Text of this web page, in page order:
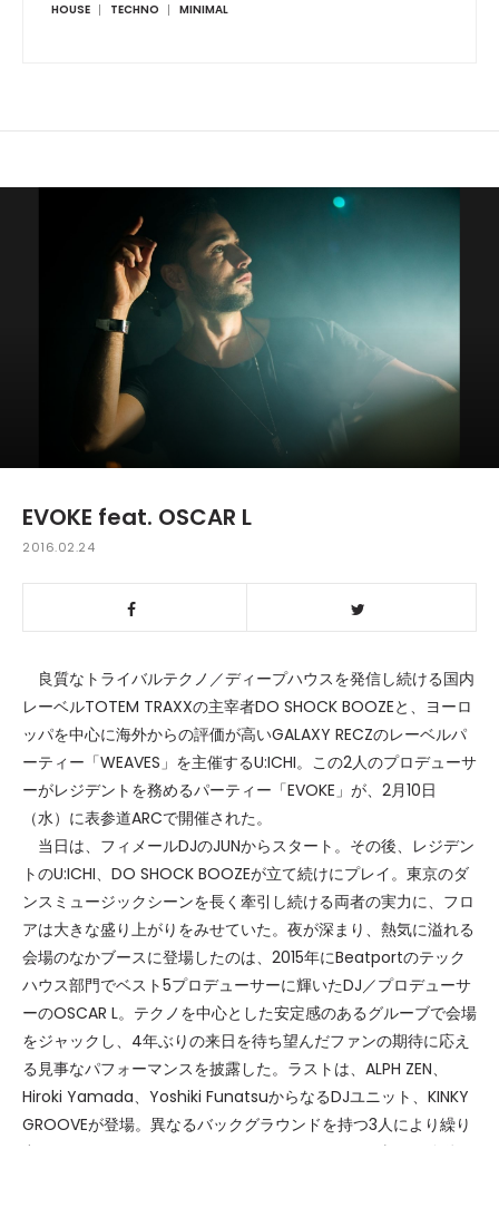
HOUSE
TECHNO MINIMAL
EVOKE feat. OSCAR L
2016.02.24
良質なトライバルテクノ／ディープハウスを発信し続ける国内
レーベルTOTEM TRAXXの主宰者DO SHOCK BOOZEと、ヨーロ
ッパを中心に海外からの評価が高いGALAXY RECZのレーベルパ
ーティー「WEAVES」を主催するU:ICHI。この2人のプロデューサ
ーがレジデントを務めるパーティー「EVOKE」が、2月10日
（水）に表参道ARCで開催された。
当日は、フィメールDJのJUNからスタート。その後、レジデン
トのU:ICHI、DO SHOCK BOOZEが立て続けにプレイ。東京のダ
ンスミュージックシーンを長く牽引し続ける両者の実力に、フロ
アは大きな盛り上がりをみせていた。夜が深まり、熱気に溢れる
会場のなかブースに登場したのは、2015年にBeatportのテック
ハウス部門でベスト5プロデューサーに輝いたDJ／プロデューサ
ーのOSCAR L。テクノを中心とした安定感のあるグルーブで会場
をジャックし、4年ぶりの来日を待ち望んだファンの期待に応え
る見事なパフォーマンスを披露した。ラストは、ALPH ZEN、
Hiroki Yamada、Yoshiki FunatsuからなるDJユニット、KINKY
GROOVEが登場。異なるバックグラウンドを持つ3人により繰り
出されるさまざまなサウンドに、オーディエンスは朝まで身体を